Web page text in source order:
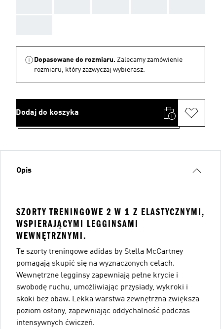
Dopasowane do rozmiaru. Zalecamy zamówienie
rozmiaru, który zazwyczaj wybierasz.
Dodaj do koszyka
Opis
SZORTY TRENINGOWE 2 W 1 Z ELASTYCZNYMI,
WSPIERAJĄCYMI LEGGINSAMI
WEWNĘTRZNYMI.
Te szorty treningowe adidas by Stella McCartney
pomagają skupić się na wyznaczonych celach.
Wewnętrzne legginsy zapewniają pełne krycie i
swobodę ruchu, umożliwiając przysiady, wykroki i
skoki bez obaw. Lekka warstwa zewnętrzna zwiększa
poziom osłony, zapewniając oddychalność podczas
intensywnych ćwiczeń.